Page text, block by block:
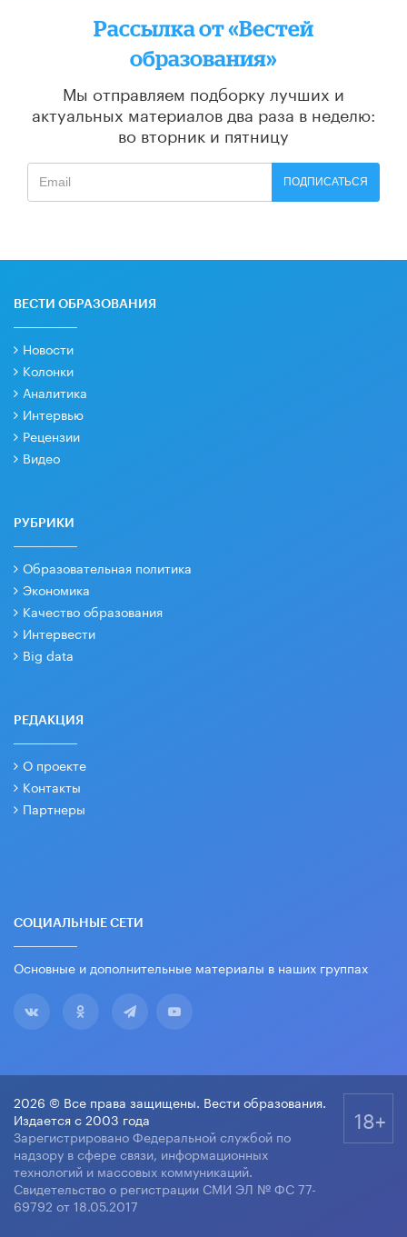
Рассылка от «Вестей
образования»
Мы отправляем подборку лучших и
актуальных материалов два раза в неделю:
во вторник и пятницу
ПОДПИСАТЬСЯ
ВЕСТИ ОБРАЗОВАНИЯ
Новости
Колонки
Аналитика
Интервью
Рецензии
Видео
РУБРИКИ
Образовательная политика
Экономика
Качество образования
Интервести
Big data
РЕДАКЦИЯ
О проекте
Контакты
Партнеры
СОЦИАЛЬНЫЕ СЕТИ
Основные и дополнительные материалы в наших группах
2026 © Все права защищены. Вести образования.
Издается с 2003 года
Зарегистрировано Федеральной службой по
надзору в сфере связи, информационных
технологий и массовых коммуникаций.
Свидетельство о регистрации СМИ ЭЛ № ФС 77-
69792 от 18.05.2017
18+